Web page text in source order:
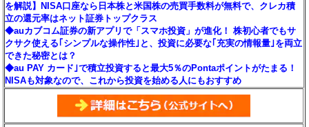
を解説】NISA口座なら日本株と米国株の売買手数料が無料で、クレカ積
立の還元率はネット証券トップクラス
◆auカブコム証券の新アプリで「スマホ投資」が進化！ 株初心者でもサ
クサク使える｢シンプルな操作性｣と、投資に必要な｢充実の情報量｣を両立
できた秘密とは？
◆au PAY カード｣で積立投資すると最大5％のPontaポイントがたまる！
NISAも対象なので、これから投資を始める人にもおすすめ